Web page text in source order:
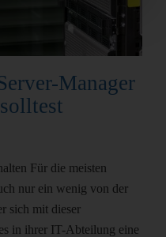
Manager
Für die meisten
nur ein wenig von der
sich mit dieser
in ihrer IT-Abteilung eine